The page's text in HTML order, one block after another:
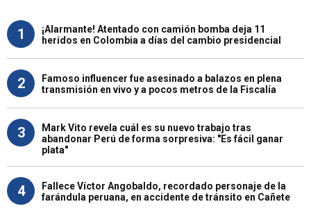
1
¡Alarmante! Atentado con camión bomba deja 11
heridos en Colombia a días del cambio presidencial
2
Famoso influencer fue asesinado a balazos en plena
transmisión en vivo y a pocos metros de la Fiscalía
3
Mark Vito revela cuál es su nuevo trabajo tras
abandonar Perú de forma sorpresiva: "Es fácil ganar
plata"
4
Fallece Víctor Angobaldo, recordado personaje de la
farándula peruana, en accidente de tránsito en Cañete